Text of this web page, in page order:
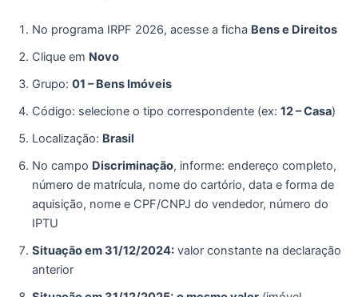
No programa IRPF 2026, acesse a ficha Bens e Direitos
Clique em Novo
Grupo: 01 – Bens Imóveis
Código: selecione o tipo correspondente (ex: 12 – Casa)
Localização: Brasil
No campo Discriminação, informe: endereço completo,
número de matrícula, nome do cartório, data e forma de
aquisição, nome e CPF/CNPJ do vendedor, número do
IPTU
Situação em 31/12/2024: valor constante na declaração
anterior